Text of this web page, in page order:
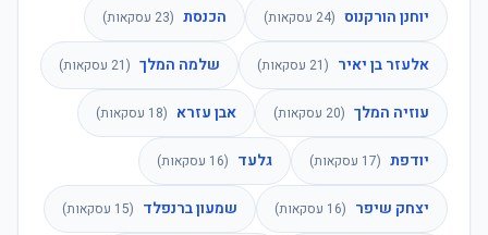
יוחנן הורקנוס (
24 עסקאות) הכנסת (
23 עסקאות)
אלעזר בן יאיר (
21 עסקאות) שלמה המלך (
21 עסקאות)
עוזיה המלך (
20 עסקאות) אבן עזרא (
18 עסקאות)
יודפת (
17 עסקאות) גלעד (
16 עסקאות)
יצחק שיפר (
16 עסקאות) שמעון ברנפלד (
15 עסקאות)